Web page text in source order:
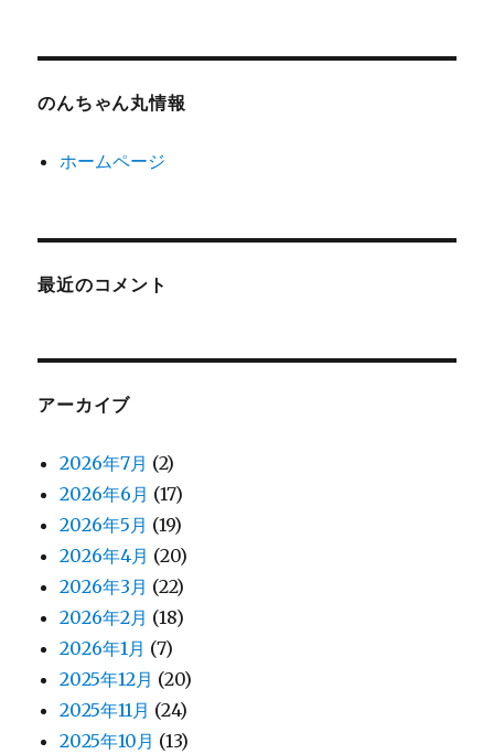
のんちゃん丸情報
ホームページ
最近のコメント
アーカイブ
2026年7月 (2)
2026年6月 (17)
2026年5月 (19)
2026年4月 (20)
2026年3月 (22)
2026年2月 (18)
2026年1月 (7)
2025年12月 (20)
2025年11月 (24)
2025年10月 (13)